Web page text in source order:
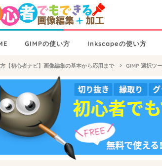
GIMPの使い方 Inkscapeの使い方
【初心者ナビ】画像編集の基本から応用まで GIMP 選択ツ